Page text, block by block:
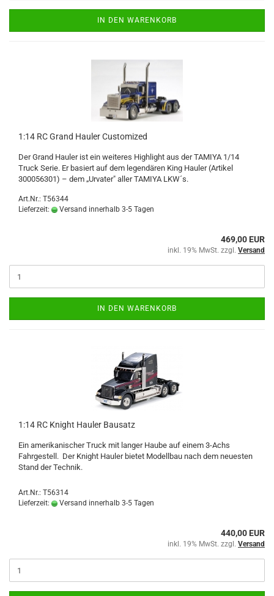
IN DEN WARENKORB
1:14 RC Grand Hauler Customized
Der Grand Hauler ist ein weiteres Highlight aus der TAMIYA 1/14
Truck Serie. Er basiert auf dem legendären King Hauler (Artikel
300056301) – dem „Urvater" aller TAMIYA LKW´s.
Art.Nr.: T56344
Lieferzeit:
Versand innerhalb 3-5 Tagen
469,00 EUR
inkl. 19% MwSt. zzgl. Versand
IN DEN WARENKORB
1:14 RC Knight Hauler Bausatz
Ein amerikanischer Truck mit langer Haube auf einem 3-Achs
Fahrgestell. Der Knight Hauler bietet Modellbau nach dem neuesten
Stand der Technik.
Art.Nr.: T56314
Lieferzeit:
Versand innerhalb 3-5 Tagen
440,00 EUR
inkl. 19% MwSt. zzgl. Versand